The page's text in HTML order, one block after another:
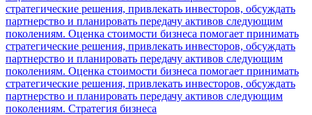
стратегические решения, привлекать инвесторов, обсуждать
партнерство и планировать передачу активов следующим
поколениям. Оценка стоимости бизнеса помогает принимать
стратегические решения, привлекать инвесторов, обсуждать
партнерство и планировать передачу активов следующим
поколениям. Оценка стоимости бизнеса помогает принимать
стратегические решения, привлекать инвесторов, обсуждать
партнерство и планировать передачу активов следующим
поколениям. Стратегия бизнеса